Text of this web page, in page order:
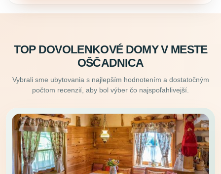
TOP DOVOLENKOVÉ DOMY V MESTE
OŠČADNICA
Vybrali sme ubytovania s najlepším hodnotením a dostatočným
počtom recenzií, aby bol výber čo najspoľahlivejší.